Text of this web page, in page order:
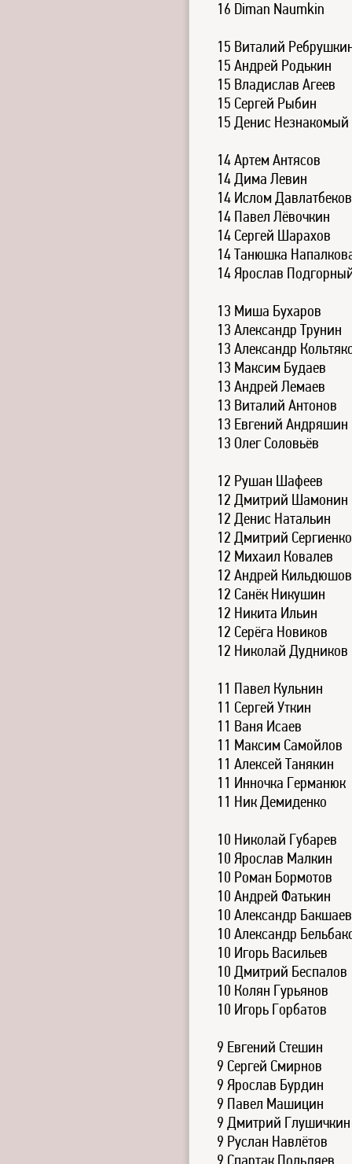
16 Diman Naumkin
15 Виталий
15 Андрей Родькин
15 Владислав Агеев
15 Сергей Рыбин
15 Денис Незнакомый
14 Артем Антясов
14 Дима Левин
14 Ислом Давлатбеков
14 Павел Лёвочкин
14 Сергей Шарахов
14 Танюшка
14 Ярослав
13 Миша Бухаров
13 Александр Трунин
13 Александр
13 Максим Будаев
13 Андрей Лемаев
13 Виталий Антонов
13 Евгений Андряшин
13 Олег Соловьёв
12 Рушан Шафеев
12 Дмитрий Шамонин
12 Денис Натальин
12 Дмитрий Сергиенко
12 Михаил Ковалев
12 Андрей Кильдюшов
12 Санёк Никушин
12 Никита Ильин
12 Серёга Новиков
12 Николай Дудников
11 Павел Кульнин
11 Сергей Уткин
11 Ваня Исаев
11 Максим Самойлов
11 Алексей Танякин
11 Инночка Германюк
11 Ник Демиденко
10 Николай Губарев
10 Ярослав Малкин
10 Роман Бормотов
10 Андрей Фатькин
10 Александр Бакшаев
10 Александр
10 Игорь Васильев
10 Дмитрий Беспалов
10 Колян Гурьянов
10 Игорь Горбатов
9 Евгений Стешин
9 Сергей Смирнов
9 Ярослав Бурдин
9 Павел Машицин
9 Дмитрий Глушичкин
9 Руслан Навлётов